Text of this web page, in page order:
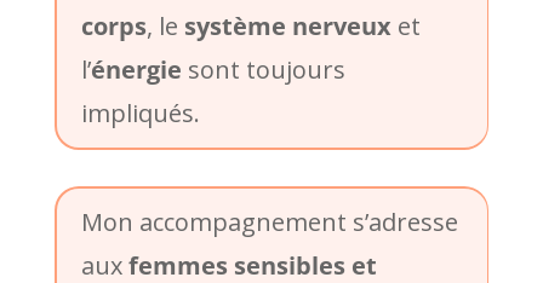
corps, le système nerveuxet
l’énergie sont toujours
impliqués.
Mon accompagnement s’adresse
auxfemmes sensibles et